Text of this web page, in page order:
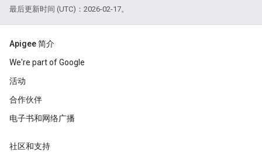
最后更新时间 (UTC)：2026-02-17。
Apigee 简介
We're part of Google
活动
合作伙伴
电子书和网络广播
社区和支持